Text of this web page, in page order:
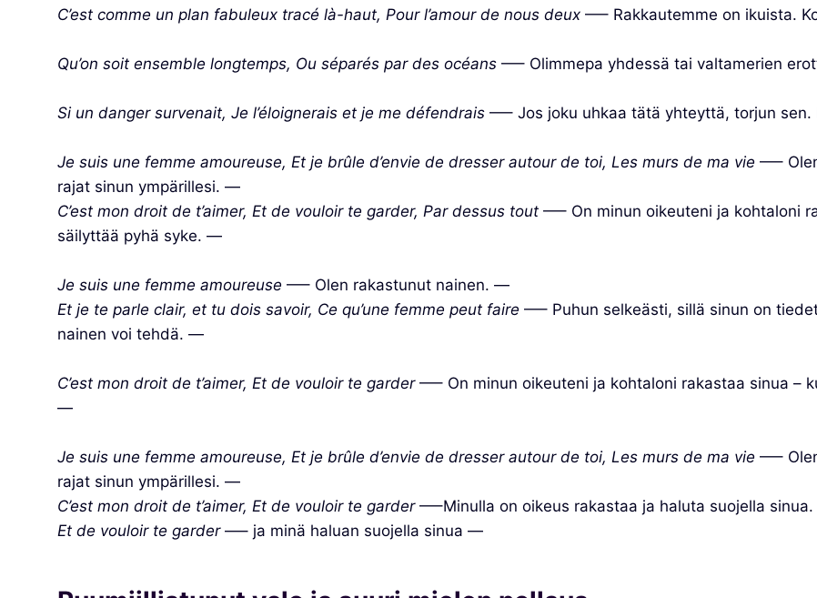
C’est comme un plan fabuleux tracé là-haut, Pour l’amour de nous deux—– Rakkautemme on ikuista.
Qu’on soit ensemble longtemps, Ou séparés par des océans—– Olimmepa yhdessä tai valtamerien
Si un danger survenait, Je l’éloignerais et je me défendrais—– Jos joku uhkaa tätä yhteyttä, torjun
Je suis une femme amoureuse, Et je brûle d’envie de dresser autour de toi, Les murs de ma vie —–
rajat sinun ympärillesi. —
C’est mon droit de t’aimer, Et de vouloir te garder, Par dessus tout —– On minun oikeuteni ja kohtaloni
säilyttää pyhä syke. —
Je suis une femme amoureuse —– Olen rakastunut nainen. —
Et je te parle clair, et tu dois savoir, Ce qu’une femme peut faire —– Puhun selkeästi, sillä sinun on
nainen voi tehdä. —
C’est mon droit de t’aimer, Et de vouloir te garder—– On minun oikeuteni ja kohtaloni rakastaa sinua –
—
Je suis une femme amoureuse, Et je brûle d’envie de dresser autour de toi, Les murs de ma vie —–
rajat sinun ympärillesi. —
C’est mon droit de t’aimer, Et de vouloir te garder—–Minulla on oikeus rakastaa ja haluta suojella
Et de vouloir te garder—– ja minä haluan suojella sinua —